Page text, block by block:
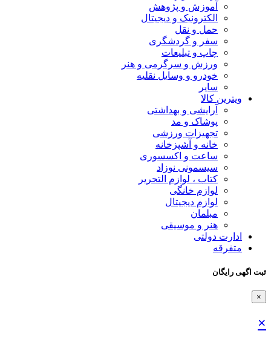
آموزش و پژوهش
الکترونیک و دیجیتال
حمل و نقل
سفر و گردشگری
چاپ و تبلیعات
ورزش و سرگرمی و هنر
خودرو و وسایل نقلیه
سایر
ویترین کالا
آرایشی و بهداشتی
پوشاک و مد
تجهیزات ورزشی
خانه و آشپزخانه
ساعت و اکسسوری
سیسمونی نوزاد
کتاب ، لوازم التحریر
لوازم خانگی
لوازم دیجیتال
مبلمان
هنر و موسیقی
ادارت دولتی
متفرقه
ثبت اگهی رایگان
×
×